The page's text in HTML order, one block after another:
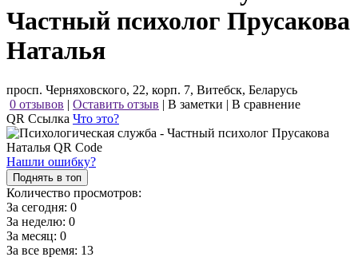
Частный психолог Прусакова
Наталья
просп. Черняховского, 22, корп. 7, Витебск, Беларусь
0 отзывов | Оставить отзыв | В заметки | В сравнение
QR Ссылка Что это?
Нашли ошибку?
Поднять в топ
Количество просмотров:
За сегодня: 0
За неделю: 0
За месяц: 0
За все время: 13